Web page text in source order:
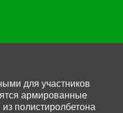
для участников
армированные
полистиролбетона